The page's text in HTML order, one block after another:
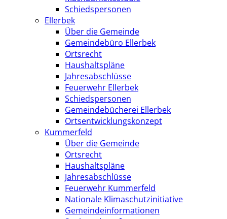
Schiedspersonen
Ellerbek
Über die Gemeinde
Gemeindebüro Ellerbek
Ortsrecht
Haushaltspläne
Jahresabschlüsse
Feuerwehr Ellerbek
Schiedspersonen
Gemeindebücherei Ellerbek
Ortsentwicklungskonzept
Kummerfeld
Über die Gemeinde
Ortsrecht
Haushaltspläne
Jahresabschlüsse
Feuerwehr Kummerfeld
Nationale Klimaschutzinitiative
Gemeindeinformationen